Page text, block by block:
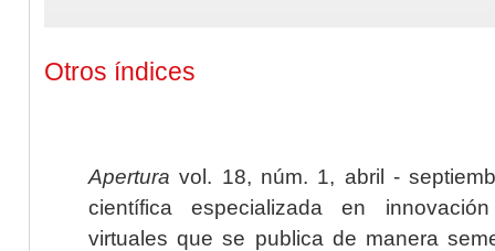
Otros índices
Apertura vol. 18, núm. 1, abril -
científica especializada en
virtuales que se publica de manera